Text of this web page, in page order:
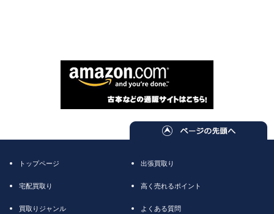
トップページ 出張買取り
宅配買取り 高く売れるポイント
買取りジャンル よくある質問